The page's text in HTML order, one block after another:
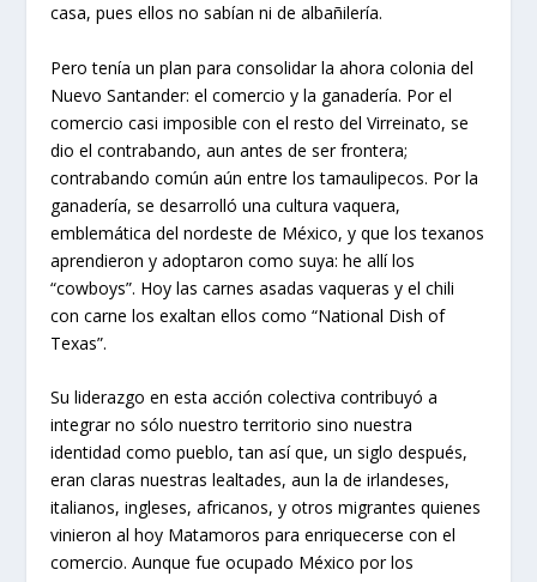
casa, pues ellos no sabían ni de albañilería.
Pero tenía un plan para consolidar la ahora colonia del
Nuevo Santander: el comercio y la ganadería. Por el
comercio casi imposible con el resto del Virreinato, se
dio el contrabando, aun antes de ser frontera;
contrabando común aún entre los tamaulipecos. Por la
ganadería, se desarrolló una cultura vaquera,
emblemática del nordeste de México, y que los texanos
aprendieron y adoptaron como suya: he allí los
“cowboys”. Hoy las carnes asadas vaqueras y el chili
con carne los exaltan ellos como “National Dish of
Texas”.
Su liderazgo en esta acción colectiva contribuyó a
integrar no sólo nuestro territorio sino nuestra
identidad como pueblo, tan así que, un siglo después,
eran claras nuestras lealtades, aun la de irlandeses,
italianos, ingleses, africanos, y otros migrantes quienes
vinieron al hoy Matamoros para enriquecerse con el
comercio. Aunque fue ocupado México por los